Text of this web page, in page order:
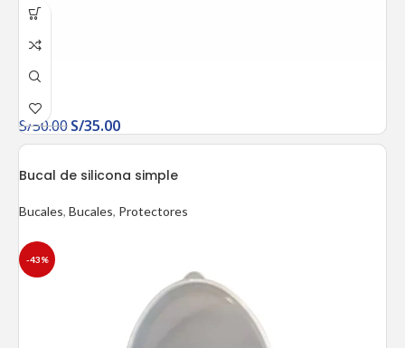
S/50.00S/35.00
-43%
Bucal de silicona simple
Bucales, Bucales, Protectores